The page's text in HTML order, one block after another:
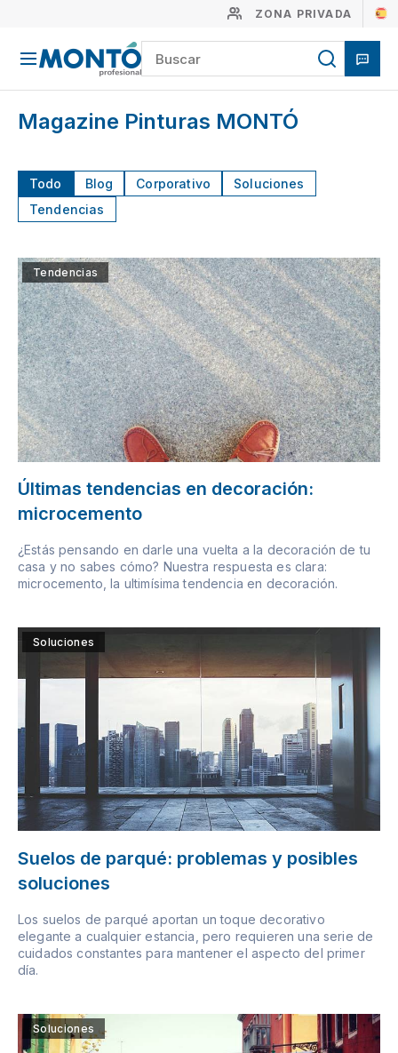
ZONA PRIVADA
Magazine Pinturas MONTÓ
Todo Blog Corporativo
Soluciones
Tendencias
Tendencias
Últimas tendencias en decoración:
microcemento
¿Estás pensando en darle una vuelta a la decoración de tu
casa y no sabes cómo? Nuestra respuesta es clara:
microcemento, la ultimísima tendencia en decoración.
Soluciones
Suelos de parqué: problemas y posibles
soluciones
Los suelos de parqué aportan un toque decorativo
elegante a cualquier estancia, pero requieren una serie de
cuidados constantes para mantener el aspecto del primer
día.
Soluciones